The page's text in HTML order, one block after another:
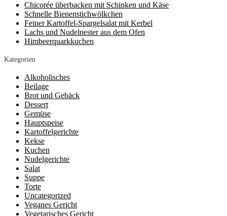
Chicorée überbacken mit Schinken und Käse
Schnelle Bienenstichwölkchen
Feiner Kartoffel-Spargelsalat mit Kerbel
Lachs und Nudelnester aus dem Ofen
Himbeerquarkkuchen
Kategorien
Alkoholisches
Beilage
Brot und Gebäck
Dessert
Gemüse
Hauptspeise
Kartoffelgerichte
Kekse
Kuchen
Nudelgerichte
Salat
Suppe
Torte
Uncategorized
Veganes Gericht
Vegetarisches Gericht